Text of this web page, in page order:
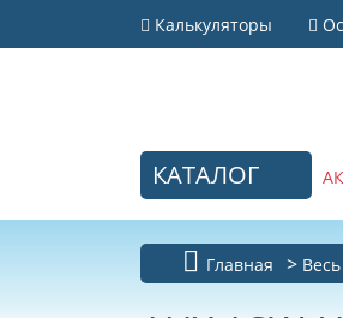
Калькуляторы
КАТАЛОГ
Главная